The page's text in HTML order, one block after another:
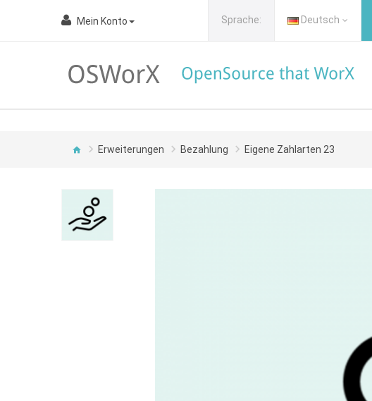
Mein Konto Sprache: Deutsch
Erweiterungen Bezahlung Eigene Zahlarten 23